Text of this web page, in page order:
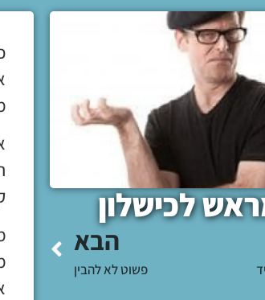
לכישלון
הבא
פשוט לא להבין